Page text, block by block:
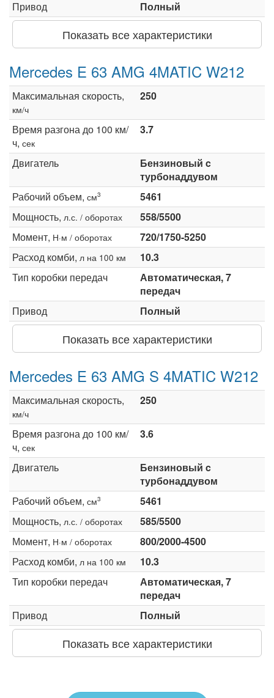
Привод
Полный
Показать все характеристики
Mercedes E 63 AMG 4MATIC W212
Максимальная скорость,
км/ч
250
Время разгона до 100 км/
ч, сек
3.7
Двигатель
Бензиновый c
турбонаддувом
Рабочий объем, см3
5461
Мощность, л.с. / оборотах
558/5500
Момент, Н·м / оборотах
720/1750-5250
Расход комби, л на 100 км
10.3
Тип коробки передач
Автоматическая, 7
передач
Привод
Полный
Показать все характеристики
Mercedes E 63 AMG S 4MATIC W212
Максимальная скорость,
км/ч
250
Время разгона до 100 км/
ч, сек
3.6
Двигатель
Бензиновый c
турбонаддувом
Рабочий объем, см3
5461
Мощность, л.с. / оборотах
585/5500
Момент, Н·м / оборотах
800/2000-4500
Расход комби, л на 100 км
10.3
Тип коробки передач
Автоматическая, 7
передач
Привод
Полный
Показать все характеристики